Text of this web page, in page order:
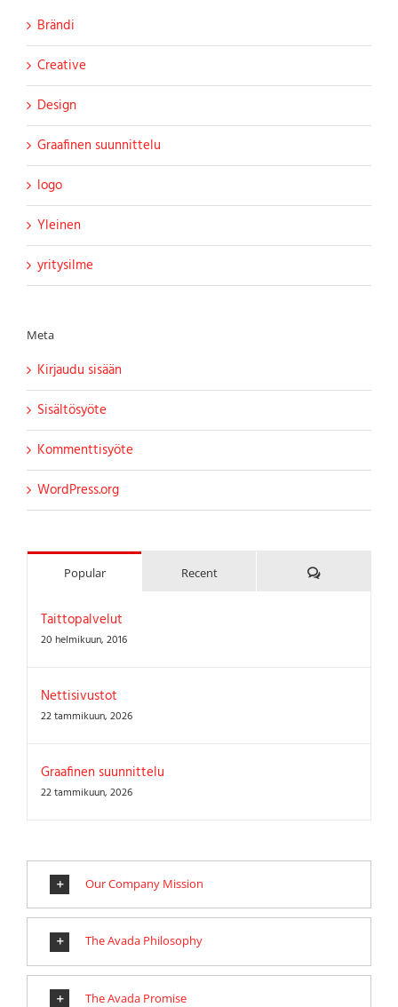
Brändi
Creative
Design
Graafinen suunnittelu
logo
Yleinen
yritysilme
Meta
Kirjaudu sisään
Sisältösyöte
Kommenttisyöte
WordPress.org
Popular Recent Kommenttia
Taittopalvelut
20 helmikuun, 2016
Nettisivustot
22 tammikuun, 2026
Graafinen suunnittelu
22 tammikuun, 2026
Our Company Mission
The Avada Philosophy
The Avada Promise